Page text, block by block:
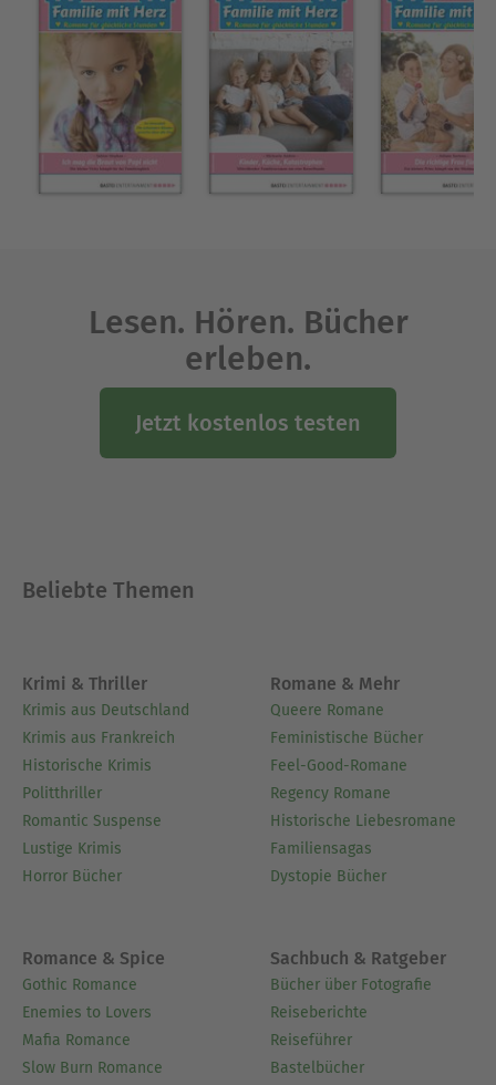
Lesen. Hören. Bücher
erleben.
Jetzt kostenlos testen
Beliebte Themen
Krimi & Thriller
Krimis aus Deutschland
Krimis aus Frankreich
Historische Krimis
Politthriller
Romantic Suspense
Lustige Krimis
Horror Bücher
Romane & Mehr
Queere Romane
Feministische Bücher
Feel-Good-Romane
Regency Romane
Historische Liebesromane
Familiensagas
Dystopie Bücher
Romance & Spice
Gothic Romance
Enemies to Lovers
Mafia Romance
Slow Burn Romance
Sachbuch & Ratgeber
Bücher über Fotografie
Reiseberichte
Reiseführer
Bastelbücher